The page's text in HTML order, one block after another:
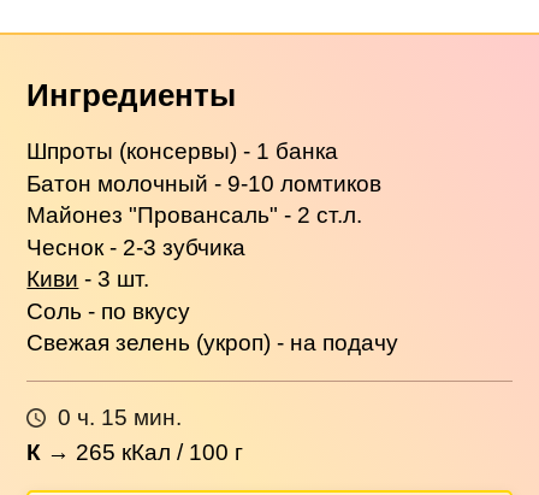
Ингредиенты
Шпроты (консервы) - 1 банка
Батон молочный - 9-10 ломтиков
Майонез "Провансаль" - 2 ст.л.
Чеснок - 2-3 зубчика
Киви - 3 шт.
Соль - по вкусу
Свежая зелень (укроп) - на подачу
0 ч. 15 мин.
К → 265 кКал / 100 г